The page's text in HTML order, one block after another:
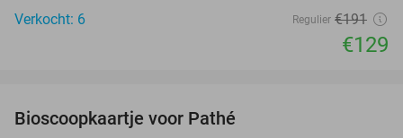
Verkocht: 6
Regulier €191
€129
Bioscoopkaartje voor Pathé